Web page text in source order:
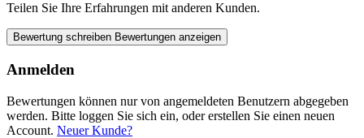
Teilen Sie Ihre Erfahrungen mit anderen Kunden.
Bewertung schreiben Bewertungen anzeigen
Anmelden
Bewertungen können nur von angemeldeten Benutzern abgegeben
werden. Bitte loggen Sie sich ein, oder erstellen Sie einen neuen
Account. Neuer Kunde?